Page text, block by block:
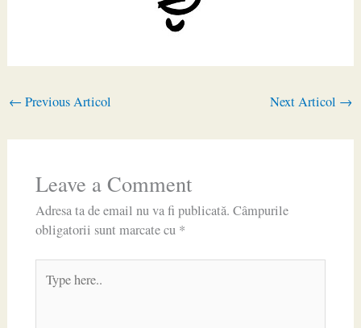
← Previous Articol Next Articol →
Leave a Comment
Adresa ta de email nu va fi publicată. Câmpurile
obligatorii sunt marcate cu *
here..